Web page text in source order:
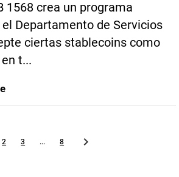
1568 crea un programa
Departamento de Servicios
ciertas stablecoins como
t...
2 3 ... 8